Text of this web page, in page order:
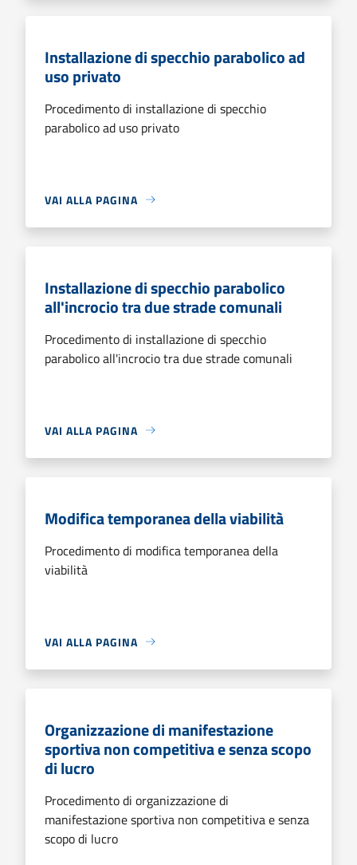
Installazione di specchio parabolico ad
uso privato
Procedimento di installazione di specchio
parabolico ad uso privato
VAI ALLA PAGINA
Installazione di specchio parabolico
all'incrocio tra due strade comunali
Procedimento di installazione di specchio
parabolico all'incrocio tra due strade comunali
VAI ALLA PAGINA
Modifica temporanea della viabilità
Procedimento di modifica temporanea della
viabilità
VAI ALLA PAGINA
Organizzazione di manifestazione
sportiva non competitiva e senza scopo
di lucro
Procedimento di organizzazione di
manifestazione sportiva non competitiva e senza
scopo di lucro